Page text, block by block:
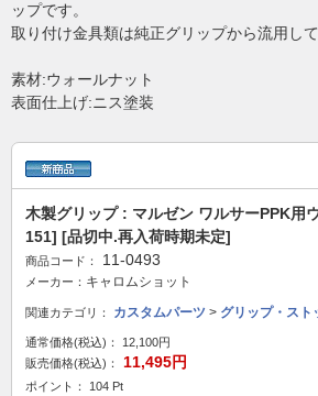
ップです。
取り付け金具類は純正グリップから流用して
素材:ウォールナット
表面仕上げ:ニス塗装
木製グリップ : マルゼン ワルサーPPK用
151] [品切中.再入荷時期未定]
商品コード： 11-0493
メーカー： キャロムショット
関連カテゴリ： カスタムパーツ > グリップ・スト
通常価格(税込)：
12,100円
販売価格(税込)：
11,495円
ポイント： 104 Pt